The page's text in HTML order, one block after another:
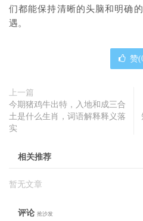
们都能保持清晰的头脑和明确
遇。
赞(
上一篇
今期猪鸡牛出特，入地和成三合
土是什么生肖，词语解释释义落
实
相关推荐
暂无文章
评论 抢沙发